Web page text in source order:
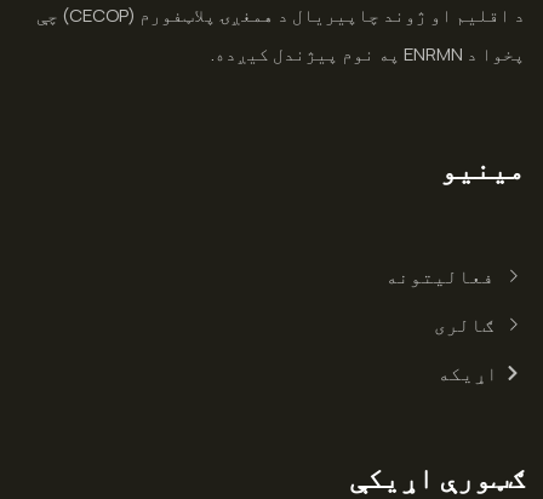
د اقلیم او ژوند چاپیریال د همغږۍ پلاټفورم (CECOP) چې
پخوا د ENRMN په نوم پیژندل کیږده.
مینیو
فعالیتونه
ګالری
اړیکه
ګټورې اړیکې